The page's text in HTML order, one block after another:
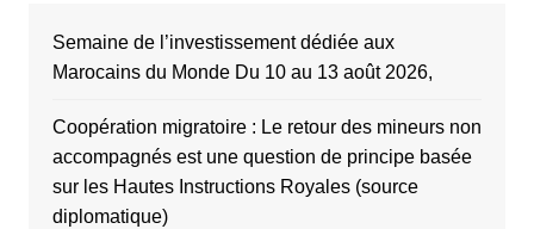
Semaine de l’investissement dédiée aux
Marocains du Monde Du 10 au 13 août 2026,
Coopération migratoire : Le retour des mineurs non
accompagnés est une question de principe basée
sur les Hautes Instructions Royales (source
diplomatique)